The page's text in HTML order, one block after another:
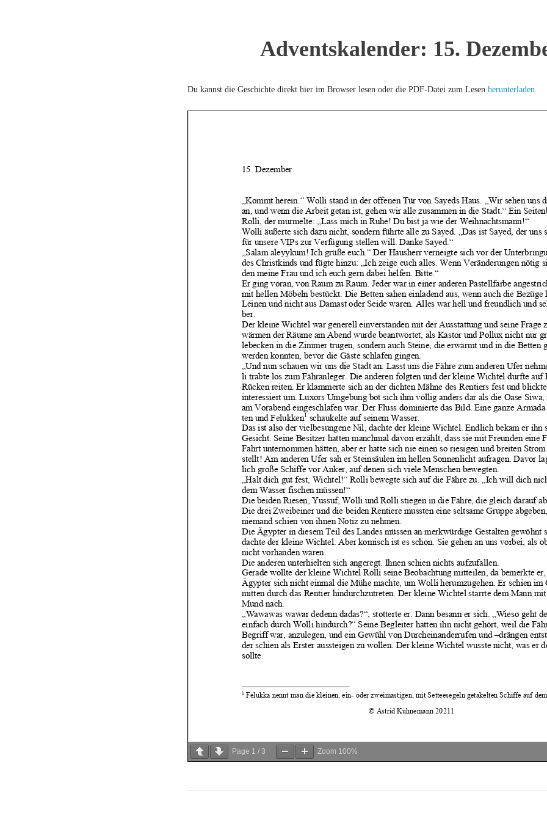
Adventskalender: 15.
Du kannst die Geschichte direkt hier im Browser lesen oder die PDF-Datei zum Lesen herunterladen
Page 1 / 3 Zoom 100%